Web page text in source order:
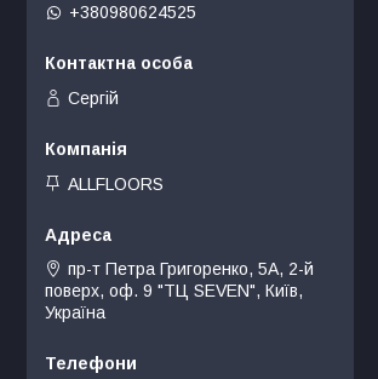
+380980624525
Сергій
ALLFLOORS
пр-т Петра Григоренко, 5А, 2-й
поверх, оф. 9 "ТЦ SEVEN", Київ,
Україна